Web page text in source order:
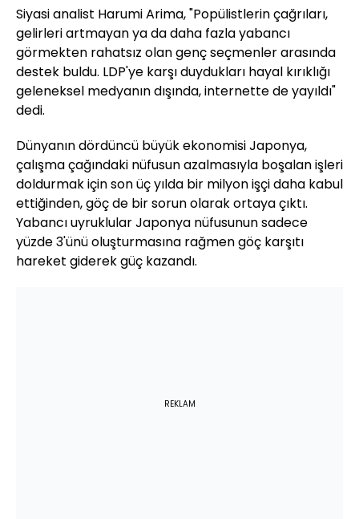
Siyasi analist Harumi Arima, "Popülistlerin çağrıları,
gelirleri artmayan ya da daha fazla yabancı
görmekten rahatsız olan genç seçmenler arasında
destek buldu. LDP'ye karşı duydukları hayal kırıklığı
geleneksel medyanın dışında, internette de yayıldı"
dedi.
Dünyanın dördüncü büyük ekonomisi Japonya,
çalışma çağındaki nüfusun azalmasıyla boşalan işleri
doldurmak için son üç yılda bir milyon işçi daha kabul
ettiğinden, göç de bir sorun olarak ortaya çıktı.
Yabancı uyruklular Japonya nüfusunun sadece
yüzde 3'ünü oluşturmasına rağmen göç karşıtı
hareket giderek güç kazandı.
REKLAM